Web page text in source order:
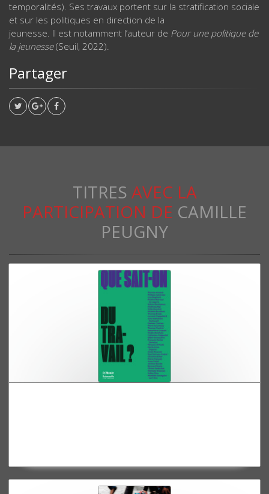
temporalités). Ses travaux portent sur la stratification sociale
et sur les politiques en direction de la
jeunesse. Il est notamment l’auteur de Pour une politique de
la jeunesse(Seuil, 2022).
Partager
TITRES AVEC LA
PARTICIPATION DE CAMILLE
PEUGNY